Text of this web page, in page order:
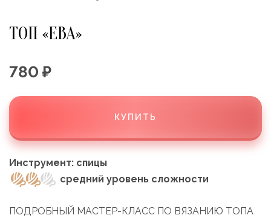
ТОП «ЕВА»
780 ₽
КУПИТЬ
Инструмент: спицы
средний уровень сложности
ПОДРОБНЫЙ МАСТЕР-КЛАСС ПО ВЯЗАНИЮ ТОПА